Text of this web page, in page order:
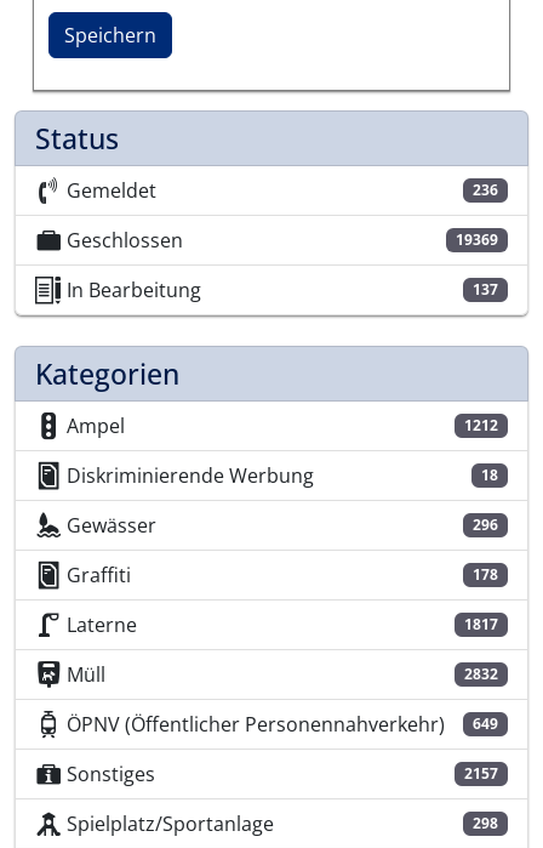
Status
Gemeldet 236
Geschlossen 19369
In Bearbeitung 137
Kategorien
Ampel 1212
Diskriminierende Werbung 18
Gewässer 296
Graffiti 178
Laterne 1817
Müll 2832
ÖPNV (Öffentlicher Personennahverkehr) 649
Sonstiges 2157
Spielplatz/Sportanlage 298